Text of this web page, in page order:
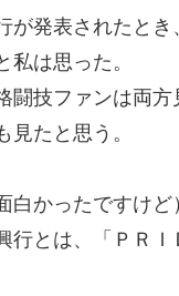
が発表されたと
私は思った。
闘技ファンは両方
見たと思う。
白かったですけど
行とは、「ＰＲ